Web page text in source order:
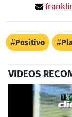
Positivo
VIDEOS